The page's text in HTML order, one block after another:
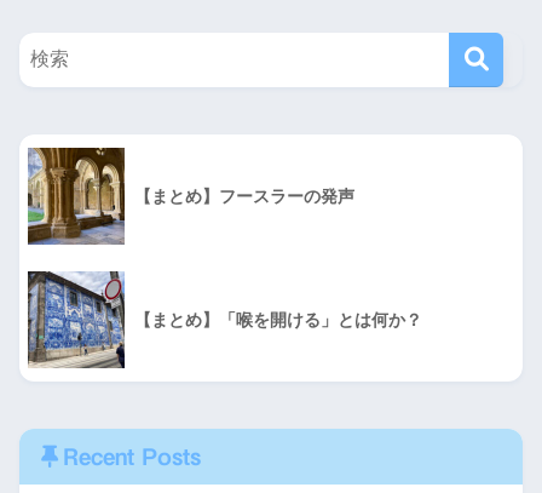
【まとめ】フースラーの発声
【まとめ】「喉を開ける」とは何か？
Recent Posts